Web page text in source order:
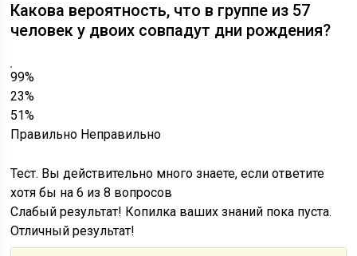
Какова вероятность, что в группе из 57
человек у двоих совпадут дни рождения?
99%
23%
51%
Правильно Неправильно
Тест. Вы действительно много знаете, если ответите
хотя бы на 6 из 8 вопросов
Слабый результат! Копилка ваших знаний пока пуста.
Отличный результат!